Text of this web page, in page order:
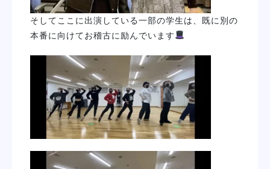
そしてここに出演している一部の学生は、既に別の
本番に向けてお稽古に励んでいます